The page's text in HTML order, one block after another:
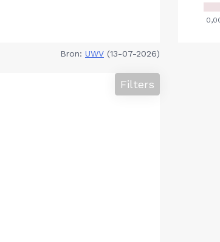
Bron: UWV (13-07-2026)
Filters